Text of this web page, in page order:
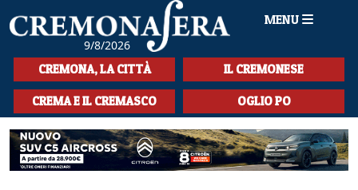
9/8/2026
MENU
HOME
CRONACA
SPORT
LA MUSICA
CREMONA, LA CITTÀ IL CREMONESE
CREMA E IL CREMASCO OGLIO PO